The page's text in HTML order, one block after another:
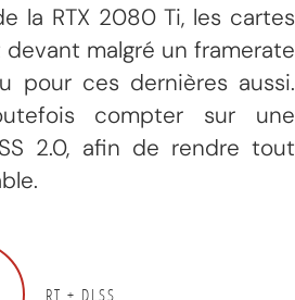
la RTX 2080 Ti, les cartes
malgré un framerate
pour ces dernières aussi.
compter sur une
2.0, afin de rendre tout